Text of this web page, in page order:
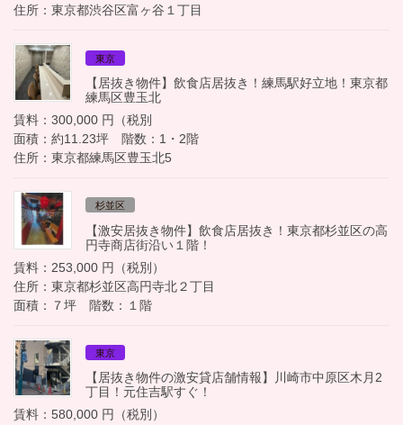
住所：東京都渋谷区富ヶ谷１丁目
東京
【居抜き物件】飲食店居抜き！練馬駅好立地！東京都
練馬区豊玉北
賃料：300,000 円（税別
面積：約11.23坪 階数：1・2階
住所：東京都練馬区豊玉北5
杉並区
【激安居抜き物件】飲食店居抜き！東京都杉並区の高
円寺商店街沿い１階！
賃料：253,000 円（税別）
住所：東京都杉並区高円寺北２丁目
面積：７坪 階数：１階
東京
【居抜き物件の激安貸店舗情報】川崎市中原区木月2
丁目！元住吉駅すぐ！
賃料：580,000 円（税別）